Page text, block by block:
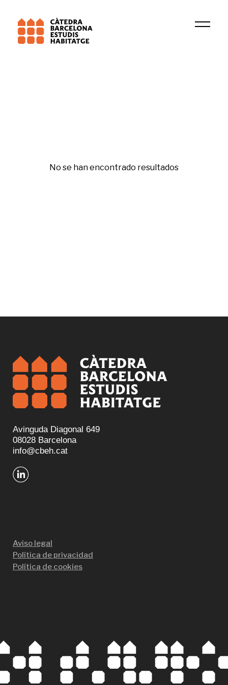
No se han encontrado resultados
Avinguda Diagonal 649
08028 Barcelona
info@cbeh.cat
Aviso legal
Política de privacidad
Política de cookies